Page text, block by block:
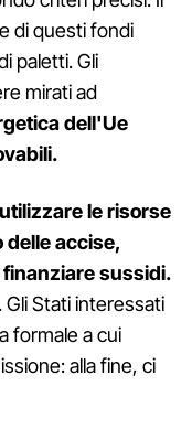
di questi fondi
paletti. Gli
mirati ad
dell'Ue
le risorse
delle accise,
sussidi.
Stati interessati
formale a cui
alla fine, ci